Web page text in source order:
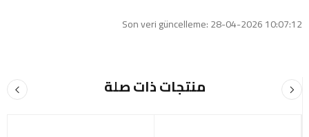
Son veri güncelleme: 28-04-2026 10:07:12
منتجات ذات صلة